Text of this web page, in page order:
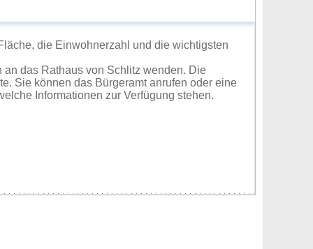
die Einwohnerzahl und die wichtigsten
das Rathaus von Schlitz wenden. Die
Sie können das Bürgeramt anrufen oder eine
Informationen zur Verfügung stehen.